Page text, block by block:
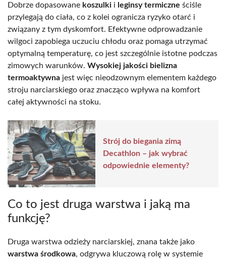
Dobrze dopasowane koszulki i leginsy termiczne ściśle
przylegają do ciała, co z kolei ogranicza ryzyko otarć i
związany z tym dyskomfort. Efektywne odprowadzanie
wilgoci zapobiega uczuciu chłodu oraz pomaga utrzymać
optymalną temperaturę, co jest szczególnie istotne podczas
zimowych warunków. Wysokiej jakości bielizna
termoaktywna jest więc nieodzownym elementem każdego
stroju narciarskiego oraz znacząco wpływa na komfort
całej aktywności na stoku.
Strój do biegania zimą
Decathlon – jak wybrać
odpowiednie elementy?
Co to jest druga warstwa i jaką ma
funkcję?
Druga warstwa odzieży narciarskiej, znana także jako
warstwa środkowa, odgrywa kluczową rolę w systemie